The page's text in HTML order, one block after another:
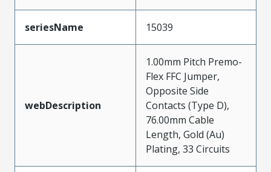
seriesName 15039
webDescription
1.00mm Pitch Premo-
Flex FFC Jumper,
Opposite Side
Contacts (Type D),
76.00mm Cable
Length, Gold (Au)
Plating, 33 Circuits